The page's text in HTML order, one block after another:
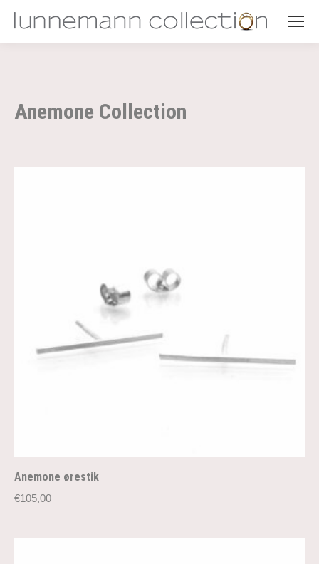
Anemone Collection
Anemone ørestik
€105,00